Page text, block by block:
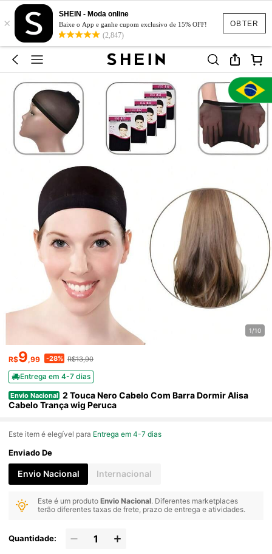
OBTER
×
SHEIN - Moda online
Baixe o App e ganhe cupom exclusivo de 15% OFF!
(2,847)
1/10
R$9,99 -28% R$13,90
Entrega em 4-7 dias
Envio Nacional 2 Touca Nero Cabelo Com Barra Dormir Alisa
Cabelo Trança wig Peruca
Este item é elegível para Entrega em 4-7 dias
Enviado De
Envio Nacional Internacional
Este é um produtoEnvio Nacional. Diferentes marketplaces
terão diferentes taxas de frete, prazo de entrega e atividades.
Quantidade: